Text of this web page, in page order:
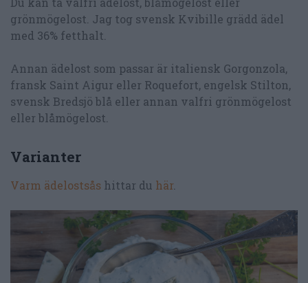
grönmögelost. Jag tog svensk Kvibille grädd ädel
med 36% fetthalt.
Annan ädelost som passar är italiensk Gorgonzola,
fransk Saint Aigur eller Roquefort, engelsk Stilton,
svensk Bredsjö blå eller annan valfri grönmögelost
eller blåmögelost.
Varianter
Varm ädelostsås hittar du här.